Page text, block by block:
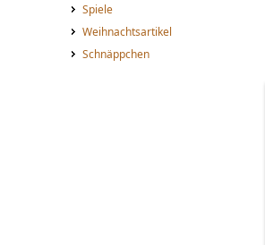
Spiele
Weihnachtsartikel
Schnäppchen